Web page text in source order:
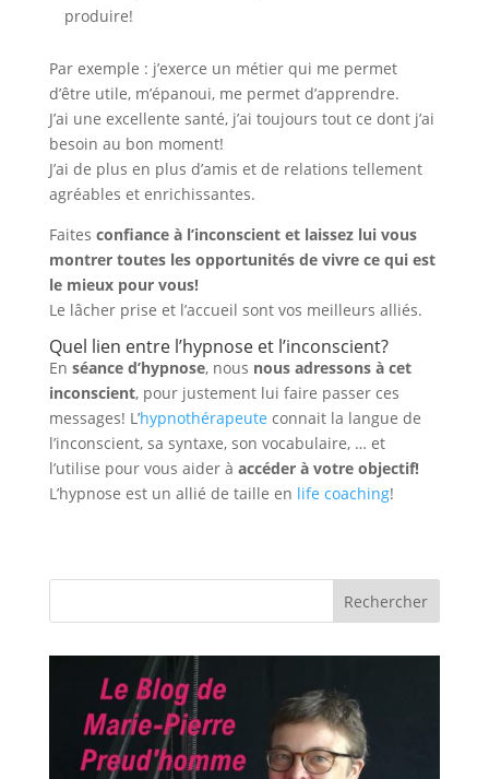
produire!
Par exemple : j’exerce un métier qui me permet
d’être utile, m’épanoui, me permet d’apprendre.
J’ai une excellente santé, j’ai toujours tout ce dont j’ai
besoin au bon moment!
J’ai de plus en plus d’amis et de relations tellement
agréables et enrichissantes.
Faites confiance à l’inconscient et laissez lui vous
montrer toutes les opportunités de vivre ce qui est
le mieux pour vous!
Le lâcher prise et l’accueil sont vos meilleurs alliés.
Quel lien entre l’hypnose et l’inconscient?
En séance d’hypnose, nous nous adressons à cet
inconscient, pour justement lui faire passer ces
messages! L’hypnothérapeute connait la langue de
l’inconscient, sa syntaxe, son vocabulaire, … et
l’utilise pour vous aider à accéder à votre objectif!
L’hypnose est un allié de taille en life coaching!